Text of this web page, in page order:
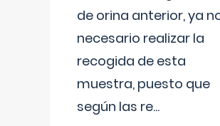
de orina anterior, ya
necesario realizar la
recogida de esta
muestra, puesto que
según las re...